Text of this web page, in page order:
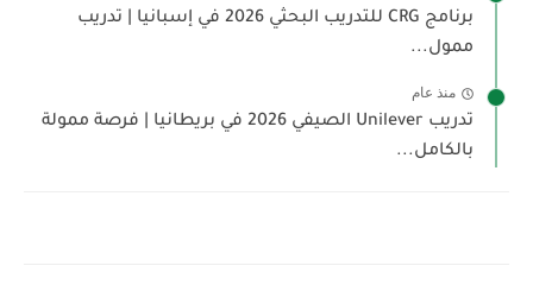
برنامج CRG للتدريب البحثي 2026 في إسبانيا | تدريب
ممول...
منذ عام
تدريب Unilever الصيفي 2026 في بريطانيا | فرصة ممولة
بالكامل...